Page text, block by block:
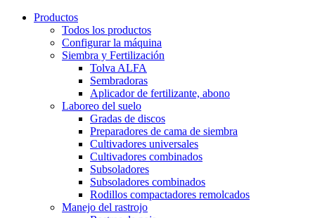
Productos
Todos los productos
Configurar la máquina
Siembra y Fertilización
Tolva ALFA
Sembradoras
Aplicador de fertilizante, abono
Laboreo del suelo
Gradas de discos
Preparadores de cama de siembra
Cultivadores universales
Cultivadores combinados
Subsoladores
Subsoladores combinados
Rodillos compactadores remolcados
Manejo del rastrojo